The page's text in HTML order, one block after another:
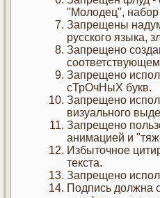
"Молодец", набор
Запрещены
русского языка,
Запрещено
Запрещено
сТрОчНыХ букв.
Запрещено
визуального
Запрещено
анимацией и
Избыточное
текста.
Запрещено
Подпись должна